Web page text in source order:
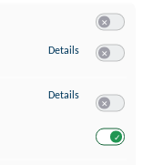
Details zu Speichern von
Details zu Verwendung